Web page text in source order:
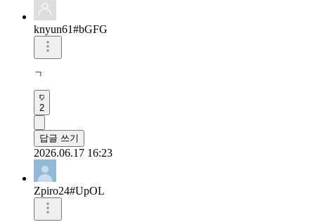
knyun61#bGFG
ㄱ
2
답글 쓰기
2026.06.17 16:23
Zpiro24#UpOL